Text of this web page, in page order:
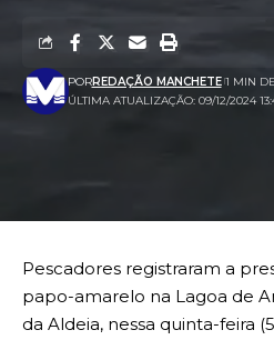
ÚLTIMA ATUALIZAÇÃO: 09/12/2024
PORREDAÇÃO MANCHETE 1 MIN
Pescadores registraram a
papo-amarelo na Lagoa de
da Aldeia, nessa quinta-feira